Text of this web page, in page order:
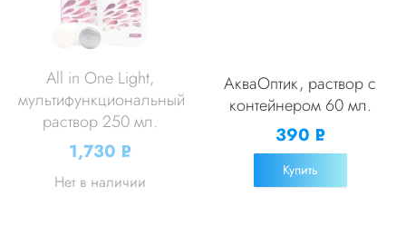
All in One Light,
мультифункциональный
раствор 250 мл.
1,730 Р
Нет в наличии
АкваОптик, раствор с
контейнером 60 мл.
390 Р
УБ.
Купить